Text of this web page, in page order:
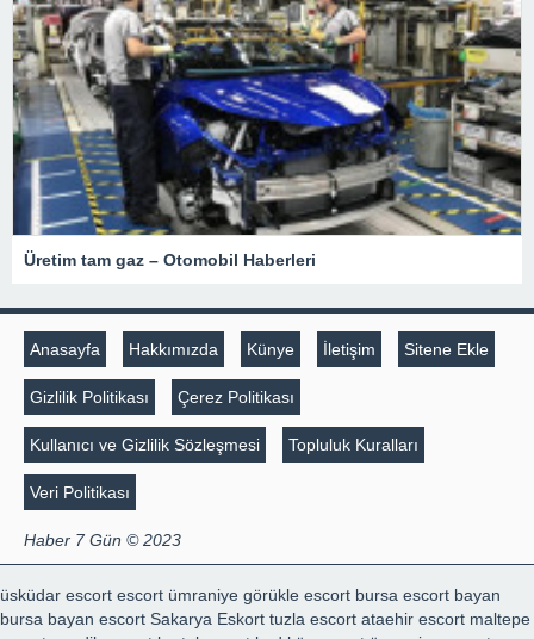
Üretim tam gaz – Otomobil Haberleri
Anasayfa Hakkımızda Künye İletişim Sitene Ekle
Gizlilik Politikası Çerez Politikası
Kullanıcı ve Gizlilik Sözleşmesi Topluluk Kuralları
Veri Politikası
Haber 7 Gün © 2023
üsküdar escort escort ümraniye görükle escort bursa escort bayan
bursa bayan escort Sakarya Eskort tuzla escort ataehir escort maltepe